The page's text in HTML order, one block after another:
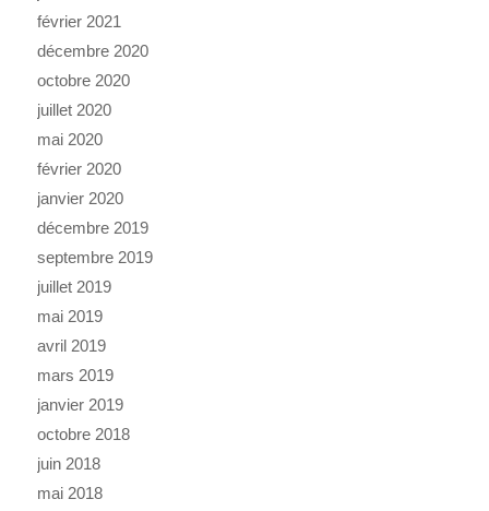
février 2021
décembre 2020
octobre 2020
juillet 2020
mai 2020
février 2020
janvier 2020
décembre 2019
septembre 2019
juillet 2019
mai 2019
avril 2019
mars 2019
janvier 2019
octobre 2018
juin 2018
mai 2018